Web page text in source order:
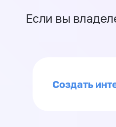
Если вы
Создать